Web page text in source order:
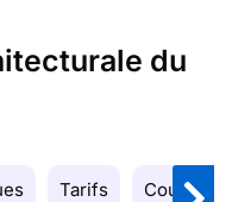
du
Tarifs Couleurs